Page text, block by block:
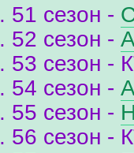
51 сезон -
52 сезон -
53 сезон -
54 сезон -
55 сезон -
56 сезон -